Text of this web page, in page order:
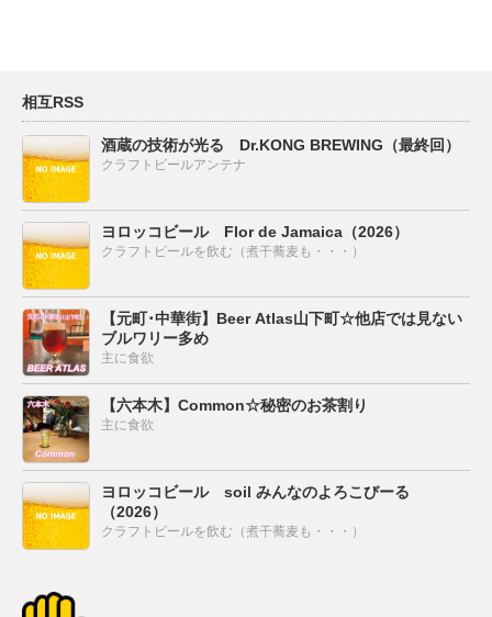
相互RSS
酒蔵の技術が光る Dr.KONG BREWING（最終回）
クラフトビールアンテナ
ヨロッコビール Flor de Jamaica（2026）
クラフトビールを飲む（煮干蕎麦も・・・）
【元町･中華街】Beer Atlas山下町☆他店では見ない
ブルワリー多め
主に食欲
【六本木】Common☆秘密のお茶割り
主に食欲
ヨロッコビール soil みんなのよろこびーる
（2026）
クラフトビールを飲む（煮干蕎麦も・・・）